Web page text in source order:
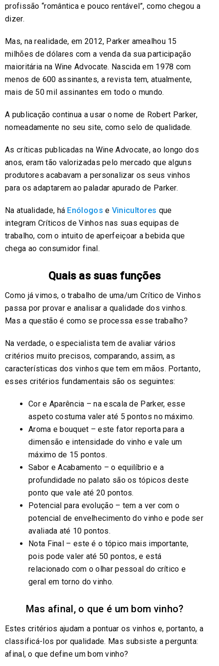
profissão “romântica e pouco rentável”, como chegou a
dizer.
Mas, na realidade, em 2012, Parker amealhou 15
milhões de dólares com a venda da sua participação
maioritária na Wine Advocate. Nascida em 1978 com
menos de 600 assinantes, a revista tem, atualmente,
mais de 50 mil assinantes em todo o mundo.
A publicação continua a usar o nome de Robert Parker,
nomeadamente no seu site, como selo de qualidade.
As críticas publicadas na Wine Advocate, ao longo dos
anos, eram tão valorizadas pelo mercado que alguns
produtores acabavam a personalizar os seus vinhos
para os adaptarem ao paladar apurado de Parker.
Na atualidade, há Enólogos e Vinicultores que
integram Críticos de Vinhos nas suas equipas de
trabalho, com o intuito de aperfeiçoar a bebida que
chega ao consumidor final.
Quais as suas funções
Como já vimos, o trabalho de uma/um Crítico de Vinhos
passa por provar e analisar a qualidade dos vinhos.
Mas a questão é como se processa esse trabalho?
Na verdade, o especialista tem de avaliar vários
critérios muito precisos, comparando, assim, as
características dos vinhos que tem em mãos. Portanto,
esses critérios fundamentais são os seguintes:
Cor e Aparência – na escala de Parker, esse
aspeto costuma valer até 5 pontos no máximo.
Aroma e bouquet – este fator reporta para a
dimensão e intensidade do vinho e vale um
máximo de 15 pontos.
Sabor e Acabamento – o equilíbrio e a
profundidade no palato são os tópicos deste
ponto que vale até 20 pontos.
Potencial para evolução – tem a ver com o
potencial de envelhecimento do vinho e pode ser
avaliada até 10 pontos.
Nota Final – este é o tópico mais importante,
pois pode valer até 50 pontos, e está
relacionado com o olhar pessoal do crítico e
geral em torno do vinho.
Mas afinal, o que é um bom vinho?
Estes critérios ajudam a pontuar os vinhos e, portanto, a
classificá-los por qualidade. Mas subsiste a pergunta:
afinal, o que define um bom vinho?